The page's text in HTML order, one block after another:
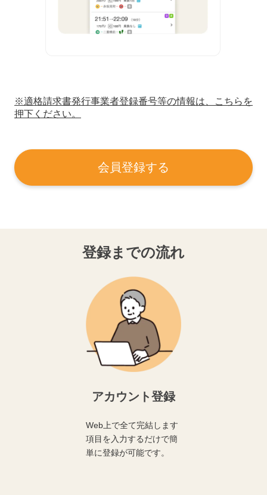
※適格請求書発行事業者登録番号等の情報は、こちらを
押下ください。
会員登録する
登録までの流れ
アカウント登録
Web上で全て完結します
項目を入力するだけで簡
単に登録が可能です。